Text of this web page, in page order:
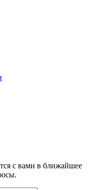
с вами в ближайшее